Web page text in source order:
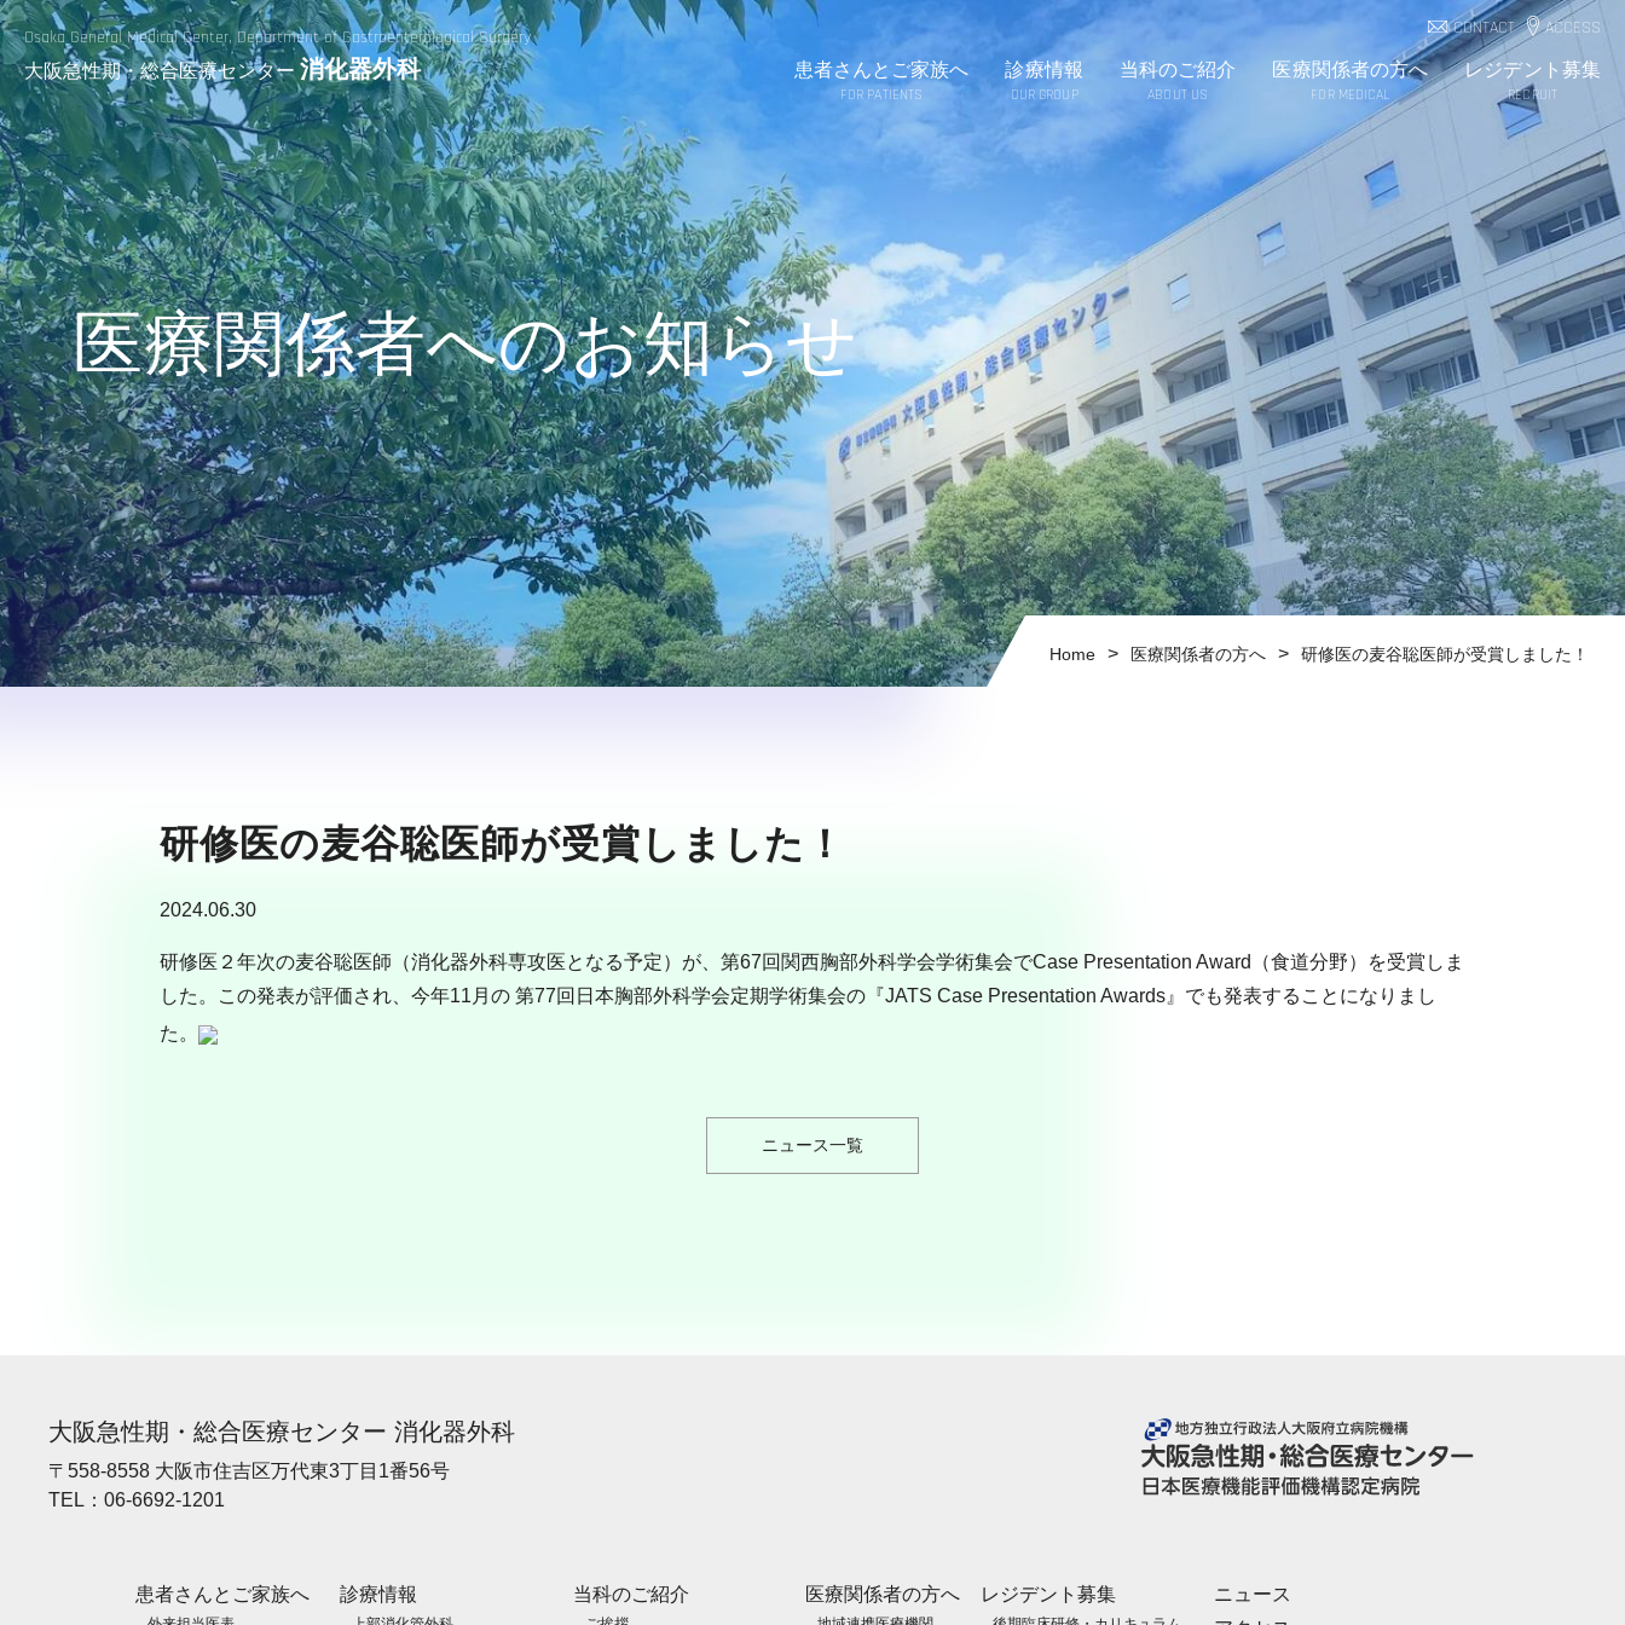
Osaka General Medical Center, Department of Gastroenterological Surgery
大阪急性期・総合医療センター 消化器外科
CONTACT ACCESS
患者さんとご家族へ
FOR PATIENTS
診療情報
OUR GROUP
当科のご紹介
ABOUT US
医療関係者の方へ
FOR MEDICAL
レジデント募集
RECRUIT
医療関係者へのお知らせ
Home > 医療関係者の方へ > 研修医の麦谷聡医師が受賞しました！
研修医の麦谷聡医師が受賞しました！
2024.06.30
研修医２年次の麦谷聡医師（消化器外科専攻医となる予定）が、第67回関西胸部外科学会学術集会でCase Presentation Award（食道分野）を受賞しま
した。この発表が評価され、今年11月の 第77回日本胸部外科学会定期学術集会の『JATS Case Presentation Awards』でも発表することになりまし
た。
ニュース一覧
大阪急性期・総合医療センター 消化器外科
〒558-8558 大阪市住吉区万代東3丁目1番56号
TEL： 06-6692-1201
患者さんとご家族へ 診療情報 当科のご紹介 医療関係者の方へ レジデント募集
ニュース